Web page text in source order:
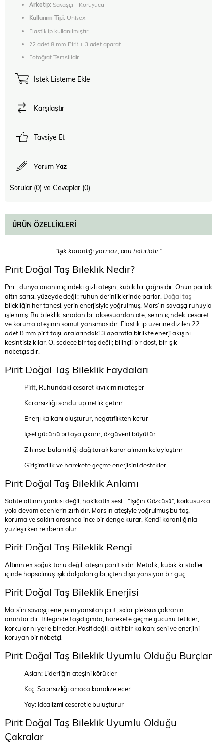
Arketip: Savaşçı – Koruyucu
Kullanım Tipi: Unisex
Elastik ip kullanılmıştır
22 adet 8 mm Pirit + 3 adet aparat
Fotoğraf Temsilidir
İstek Listeme Ekle
Karşılaştır
Tavsiye Et
Yorum Yaz
Sorular (0) ve Cevaplar (0)
ÜRÜN ÖZELLIKLERI
“Işık karanlığı yarmaz, onu hatırlatır.”
Pirit Doğal Taş Bileklik Nedir?
Pirit, dünya ananın içindeki gizli ateşin, kübik bir çağrısıdır. Onun parlak
altın sarısı, yüzeyde değil; ruhun derinliklerinde parlar. Doğal taş
bilekliğin her tanesi, yerin enerjisiyle yoğrulmuş, Mars’ın savaşçı ruhuyla
işlenmiş. Bu bileklik, sıradan bir aksesuardan öte, senin içindeki cesaret
ve koruma ateşinin somut yansımasıdır. Elastik ip üzerine dizilen 22
adet 8 mm pirit taşı, aralarındaki 3 aparatla birlikte enerji akışını
kesintisiz kılar. O, sadece bir taş değil; bilinçli bir dost, bir ışık
nöbetçisidir.
Pirit Doğal Taş Bileklik Faydaları
Pirit, Ruhundaki cesaret kıvılcımını ateşler
Kararsızlığı söndürüp netlik getirir
Enerji kalkanı oluşturur, negatiflikten korur
İçsel gücünü ortaya çıkarır, özgüveni büyütür
Zihinsel bulanıklığı dağıtarak karar almanı kolaylaştırır
Girişimcilik ve harekete geçme enerjisini destekler
Pirit Doğal Taş Bileklik Anlamı
Sahte altının yankısı değil, hakikatin sesi… “Işığın Gözcüsü”, korkusuzca
yola devam edenlerin zırhıdır. Mars’ın ateşiyle yoğrulmuş bu taş,
koruma ve saldırı arasında ince bir denge kurar. Kendi karanlığınla
yüzleşirken rehberin olur.
Pirit Doğal Taş Bileklik Rengi
Altının en soğuk tonu değil; ateşin parıltısıdır. Metalik, kübik kristaller
içinde hapsolmuş ışık dalgaları gibi, içten dışa yansıyan bir güç.
Pirit Doğal Taş Bileklik Enerjisi
Mars’ın savaşçı enerjisini yansıtan pirit, solar pleksus çakranın
anahtarıdır. Bileğinde taşıdığında, harekete geçme gücünü tetikler,
korkularını yerle bir eder. Pasif değil, aktif bir kalkan; seni ve enerjini
koruyan bir nöbetçi.
Pirit Doğal Taş Bileklik Uyumlu Olduğu Burçlar
Aslan: Liderliğin ateşini körükler
Koç: Sabırsızlığı amaca kanalize eder
Yay: İdealizmi cesaretle buluşturur
Pirit Doğal Taş Bileklik Uyumlu Olduğu
Çakralar